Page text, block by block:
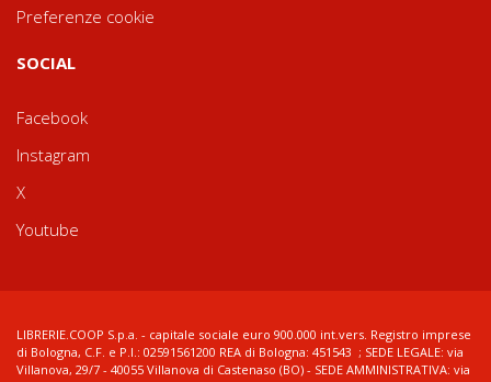
Preferenze cookie
SOCIAL
Facebook
Instagram
X
Youtube
LIBRERIE.COOP S.p.a. - capitale sociale euro 900.000 int.vers. Registro imprese
di Bologna, C.F. e P.I.: 02591561200 REA di Bologna: 451543 ; SEDE LEGALE: via
Villanova, 29/7 - 40055 Villanova di Castenaso (BO) - SEDE AMMINISTRATIVA: via